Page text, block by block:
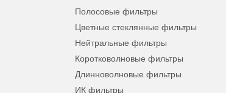
Полосовые фильтры
Цветные стеклянные фильтры
Нейтральные фильтры
Коротковолновые фильтры
Длинноволновые фильтры
ИК фильтры